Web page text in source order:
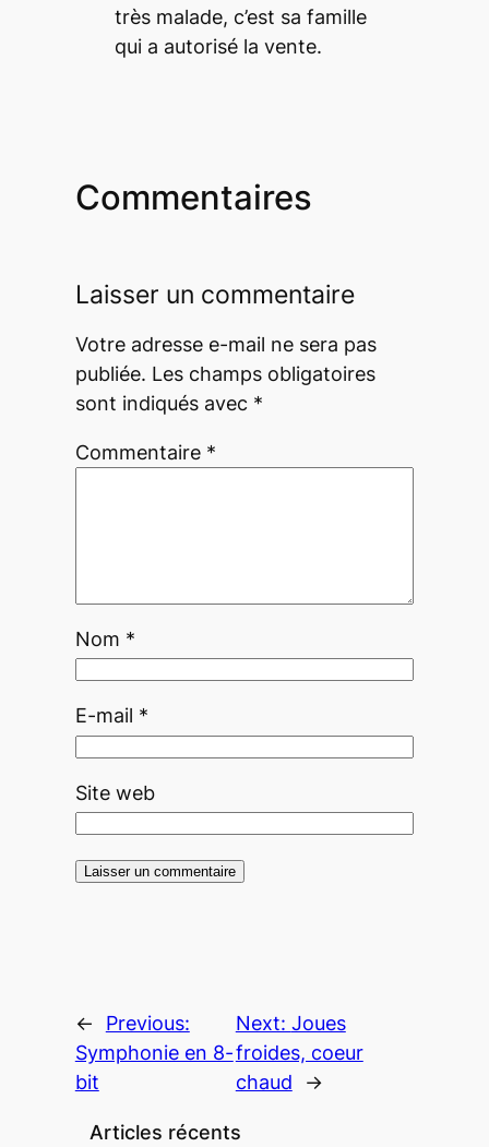
très malade, c’est sa famille
qui a autorisé la vente.
Commentaires
Laisser un commentaire
Votre adresse e-mail ne sera pas
publiée. Les champs obligatoires
sont indiqués avec *
Commentaire *
Nom *
E-mail *
Site web
←
Previous:
Symphonie en 8-
bit
Next: Joues
froides, coeur
chaud
→
Articles récents